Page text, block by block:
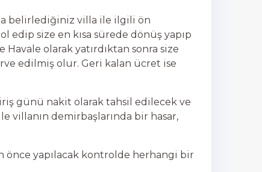
belirlediğiniz villa ile ilgili ön
size en kısa sürede dönüş yapıp
olarak yatırdıktan sonra size
edilmiş olur. Geri kalan ücret ise
günü nakit olarak tahsil edilecek ve
villanın demirbaşlarında bir hasar,
yapılacak kontrolde herhangi bir